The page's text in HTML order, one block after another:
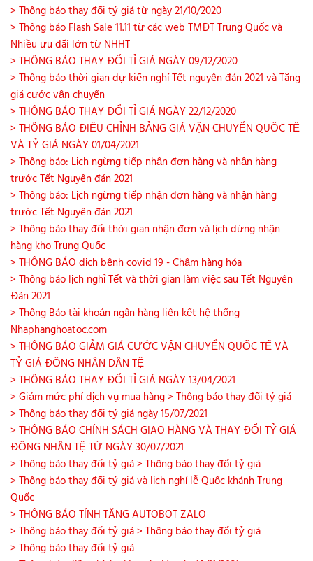
> Thông báo thay đổi tỷ giá từ ngày 21/10/2020
> Thông báo Flash Sale 11.11 từ các web TMĐT Trung Quốc và
Nhiều ưu đãi lớn từ NHHT
> THÔNG BÁO THAY ĐỔI TỈ GIÁ NGÀY 09/12/2020
> Thông báo thời gian dự kiến nghỉ Tết nguyên đán 2021 và Tăng
giá cước vận chuyển
> THÔNG BÁO THAY ĐỔI TỈ GIÁ NGÀY 22/12/2020
> THÔNG BÁO ĐIỀU CHỈNH BẢNG GIÁ VẬN CHUYỂN QUỐC TẾ
VÀ TỶ GIÁ NGÀY 01/04/2021
> Thông báo: Lịch ngừng tiếp nhận đơn hàng và nhận hàng
trước Tết Nguyên đán 2021
> Thông báo: Lịch ngừng tiếp nhận đơn hàng và nhận hàng
trước Tết Nguyên đán 2021
> Thông báo thay đổi thời gian nhận đơn và lịch dừng nhận
hàng kho Trung Quốc
> THÔNG BÁO dịch bệnh covid 19 - Chậm hàng hóa
> Thông báo lịch nghỉ Tết và thời gian làm việc sau Tết Nguyên
Đán 2021
> Thông Báo tài khoản ngân hàng liên kết hệ thống
Nhaphanghoatoc.com
> THÔNG BÁO GIẢM GIÁ CƯỚC VẬN CHUYỂN QUỐC TẾ VÀ
TỶ GIÁ ĐỒNG NHÂN DÂN TỆ
> THÔNG BÁO THAY ĐỔI TỈ GIÁ NGÀY 13/04/2021
> Giảm mức phí dịch vụ mua hàng> Thông báo thay đổi tỷ giá
> Thông báo thay đổi tỷ giá ngày 15/07/2021
> THÔNG BÁO CHÍNH SÁCH GIAO HÀNG VÀ THAY ĐỔI TỶ GIÁ
ĐỒNG NHÂN TỆ TỪ NGÀY 30/07/2021
> Thông báo thay đổi tỷ giá> Thông báo thay đổi tỷ giá
> Thông báo thay đổi tỷ giá và lịch nghỉ lễ Quốc khánh Trung
Quốc
> THÔNG BÁO TÍNH TĂNG AUTOBOT ZALO
> Thông báo thay đổi tỷ giá> Thông báo thay đổi tỷ giá
> Thông báo thay đổi tỷ giá